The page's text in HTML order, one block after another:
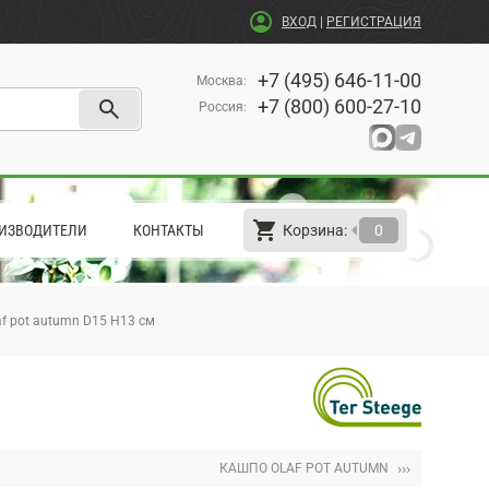
account_circle ВХОД РЕГИСТРАЦИЯ
search
Москва: +7 (495) 646-11-00
Россия: +7 (800) 600-27-10
КОНТАКТЫ shopping_cart Корзина: 0
arrow_left
pot autumn D15 H13 см
КАШПО OLAF POT AUTUMN ›››